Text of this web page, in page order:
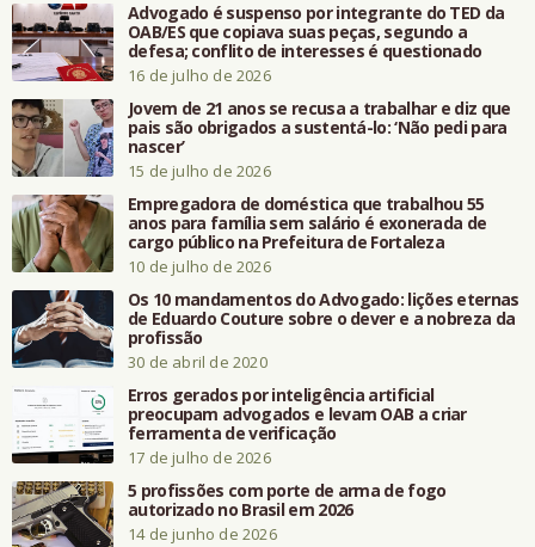
Advogado é suspenso por integrante do TED da
OAB/ES que copiava suas peças, segundo a
defesa; conflito de interesses é questionado
16 de julho de 2026
Jovem de 21 anos se recusa a trabalhar e diz que
pais são obrigados a sustentá-lo: ‘Não pedi para
nascer’
15 de julho de 2026
Empregadora de doméstica que trabalhou 55
anos para família sem salário é exonerada de
cargo público na Prefeitura de Fortaleza
10 de julho de 2026
Os 10 mandamentos do Advogado: lições eternas
de Eduardo Couture sobre o dever e a nobreza da
profissão
30 de abril de 2020
Erros gerados por inteligência artificial
preocupam advogados e levam OAB a criar
ferramenta de verificação
17 de julho de 2026
5 profissões com porte de arma de fogo
autorizado no Brasil em 2026
14 de junho de 2026